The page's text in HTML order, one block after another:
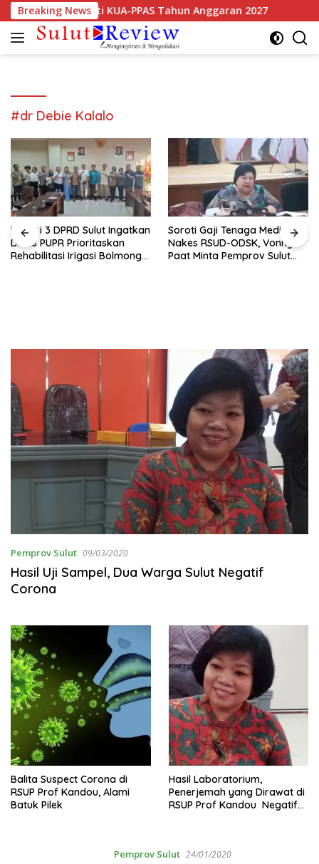
Langsung
ke
konten
Breaking News
Sepakati KUA-PPAS Tahun Anggaran 2027
#dr Debie Kalalo
Komisi 3 DPRD Sulut Ingatkan
Dinas PUPR Prioritaskan
Rehabilitasi Irigasi Bolmong
Soroti Gaji Tenaga Medis dan
Nakes RSUD-ODSK, Vonny
Paat Minta Pemprov Sulut
Pemprov Sulut 09/03/2020
Hasil Uji Sampel, Dua Warga Sulut Negatif
Corona
Balita Suspect Corona di
RSUP Prof Kandou, Alami
Batuk Pilek
Hasil Laboratorium,
Penerjemah yang Dirawat di
RSUP Prof Kandou Negatif
Pemprov Sulut 24/01/2020